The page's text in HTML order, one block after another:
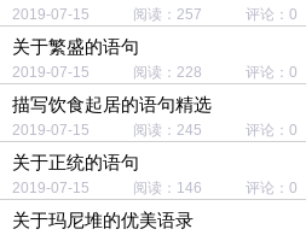
2019-07-15 阅读：257 评论：0
关于繁盛的语句
2019-07-15 阅读：228 评论：0
描写饮食起居的语句精选
2019-07-15 阅读：245 评论：0
关于正统的语句
2019-07-15 阅读：146 评论：0
关于玛尼堆的优美语录